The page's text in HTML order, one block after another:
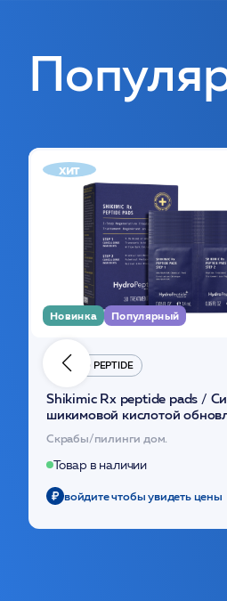
хит
Новинка Популярный
HYDRO PEPTIDE
Shikimic Rx peptide pads /
шикимовой кислотой
(30шт) /HP
Скрабы/пилинги дом.
Товар в наличии
войдите чтобы увидеть цены